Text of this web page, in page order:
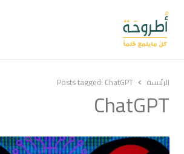
الرئيسة Posts tagged: ChatGPT
ChatGPT